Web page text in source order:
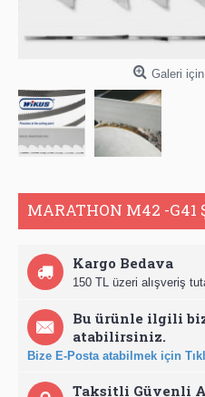
Galeri için
MARATHON M42 -G41
Kargo Bedava
150 TL üzeri alışveriş
Bu ürünle ilgili
atabilirsiniz.
Bize E-Posta atabilmek için
Taksitli Güvenli